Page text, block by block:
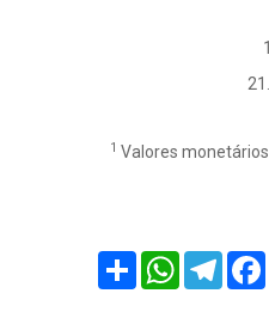
1 Valores
ShareWhatsApp